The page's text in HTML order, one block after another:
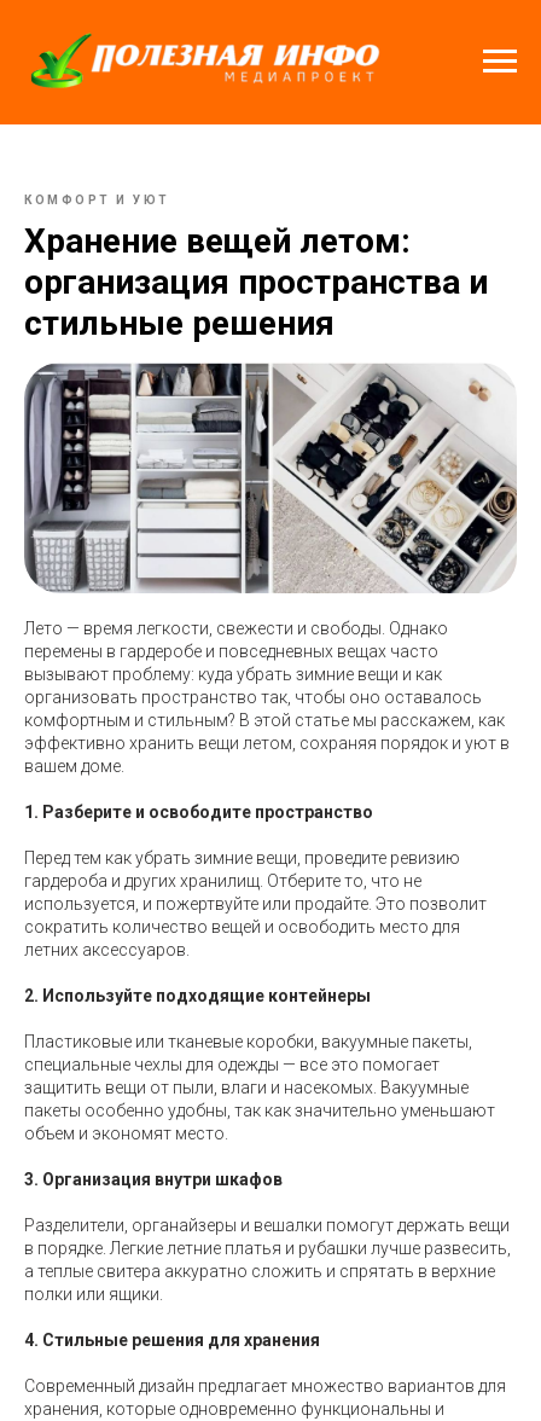
КОМФОРТ И УЮТ
Хранение вещей летом:
организация пространства и
стильные решения
Лето — время легкости, свежести и свободы. Однако
перемены в гардеробе и повседневных вещах часто
вызывают проблему: куда убрать зимние вещи и как
организовать пространство так, чтобы оно оставалось
комфортным и стильным? В этой статье мы расскажем, как
эффективно хранить вещи летом, сохраняя порядок и уют в
вашем доме.
1. Разберите и освободите пространство
Перед тем как убрать зимние вещи, проведите ревизию
гардероба и других хранилищ. Отберите то, что не
используется, и пожертвуйте или продайте. Это позволит
сократить количество вещей и освободить место для
летних аксессуаров.
2. Используйте подходящие контейнеры
Пластиковые или тканевые коробки, вакуумные пакеты,
специальные чехлы для одежды — все это помогает
защитить вещи от пыли, влаги и насекомых. Вакуумные
пакеты особенно удобны, так как значительно уменьшают
объем и экономят место.
3. Организация внутри шкафов
Разделители, органайзеры и вешалки помогут держать вещи
в порядке. Легкие летние платья и рубашки лучше развесить,
а теплые свитера аккуратно сложить и спрятать в верхние
полки или ящики.
4. Стильные решения для хранения
Современный дизайн предлагает множество вариантов для
хранения, которые одновременно функциональны и